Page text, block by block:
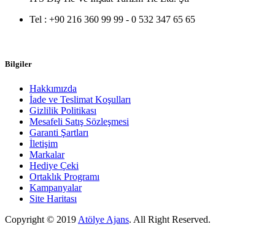
Tel : +90 216 360 99 99 - 0 532 347 65 65
Bilgiler
Hakkımızda
İade ve Teslimat Koşulları
Gizlilik Politikası
Mesafeli Satış Sözleşmesi
Garanti Şartları
İletişim
Markalar
Hediye Çeki
Ortaklık Programı
Kampanyalar
Site Haritası
Copyright © 2019 Atölye Ajans. All Right Reserved.